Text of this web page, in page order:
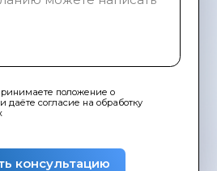
положение о
на сайтах?